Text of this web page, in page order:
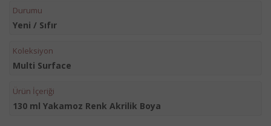
Durumu
Yeni / Sıfır
Koleksiyon
Multi Surface
Ürün İçeriği
130 ml Yakamoz Renk Akrilik Boya